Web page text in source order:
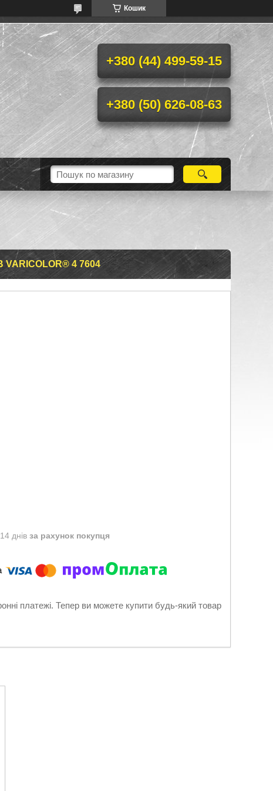
Кошик
+380 (44) 499-59-15
+380 (50) 626-08-63
4 7604
днів за рахунок покупця
платежі. Тепер ви можете купити будь-який товар